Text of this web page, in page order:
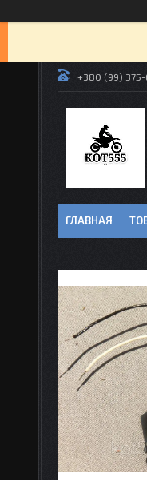
+380 (99)
ГЛАВНАЯ